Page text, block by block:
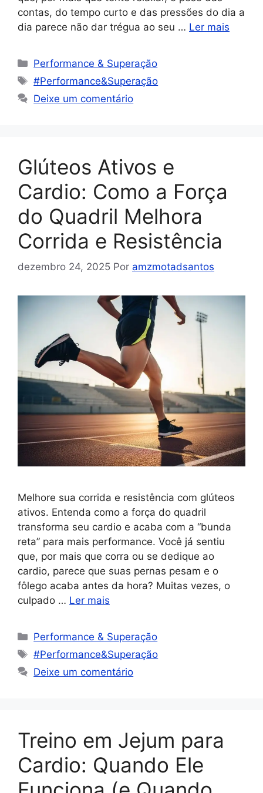
contas, do tempo curto e das pressões do dia a
dia parece não dar trégua ao seu … Ler mais
Performance & Superação
#Performance&Superação
Deixe um comentário
Glúteos Ativos e
Cardio: Como a Força
do Quadril Melhora
Corrida e Resistência
dezembro 24, 2025 Por amzmotadsantos
Melhore sua corrida e resistência com glúteos
ativos. Entenda como a força do quadril
transforma seu cardio e acaba com a “bunda
reta” para mais performance. Você já sentiu
que, por mais que corra ou se dedique ao
cardio, parece que suas pernas pesam e o
fôlego acaba antes da hora? Muitas vezes, o
culpado … Ler mais
Performance & Superação
#Performance&Superação
Deixe um comentário
Treino em Jejum para
Cardio: Quando Ele